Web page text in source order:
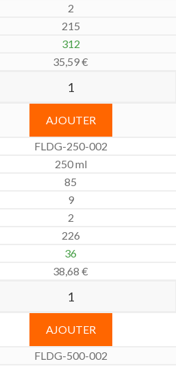
2
215
312
35,59€
AJOUTER
FLDG-250-002
250 ml
85
9
2
226
36
38,68 €
AJOUTER
FLDG-500-002